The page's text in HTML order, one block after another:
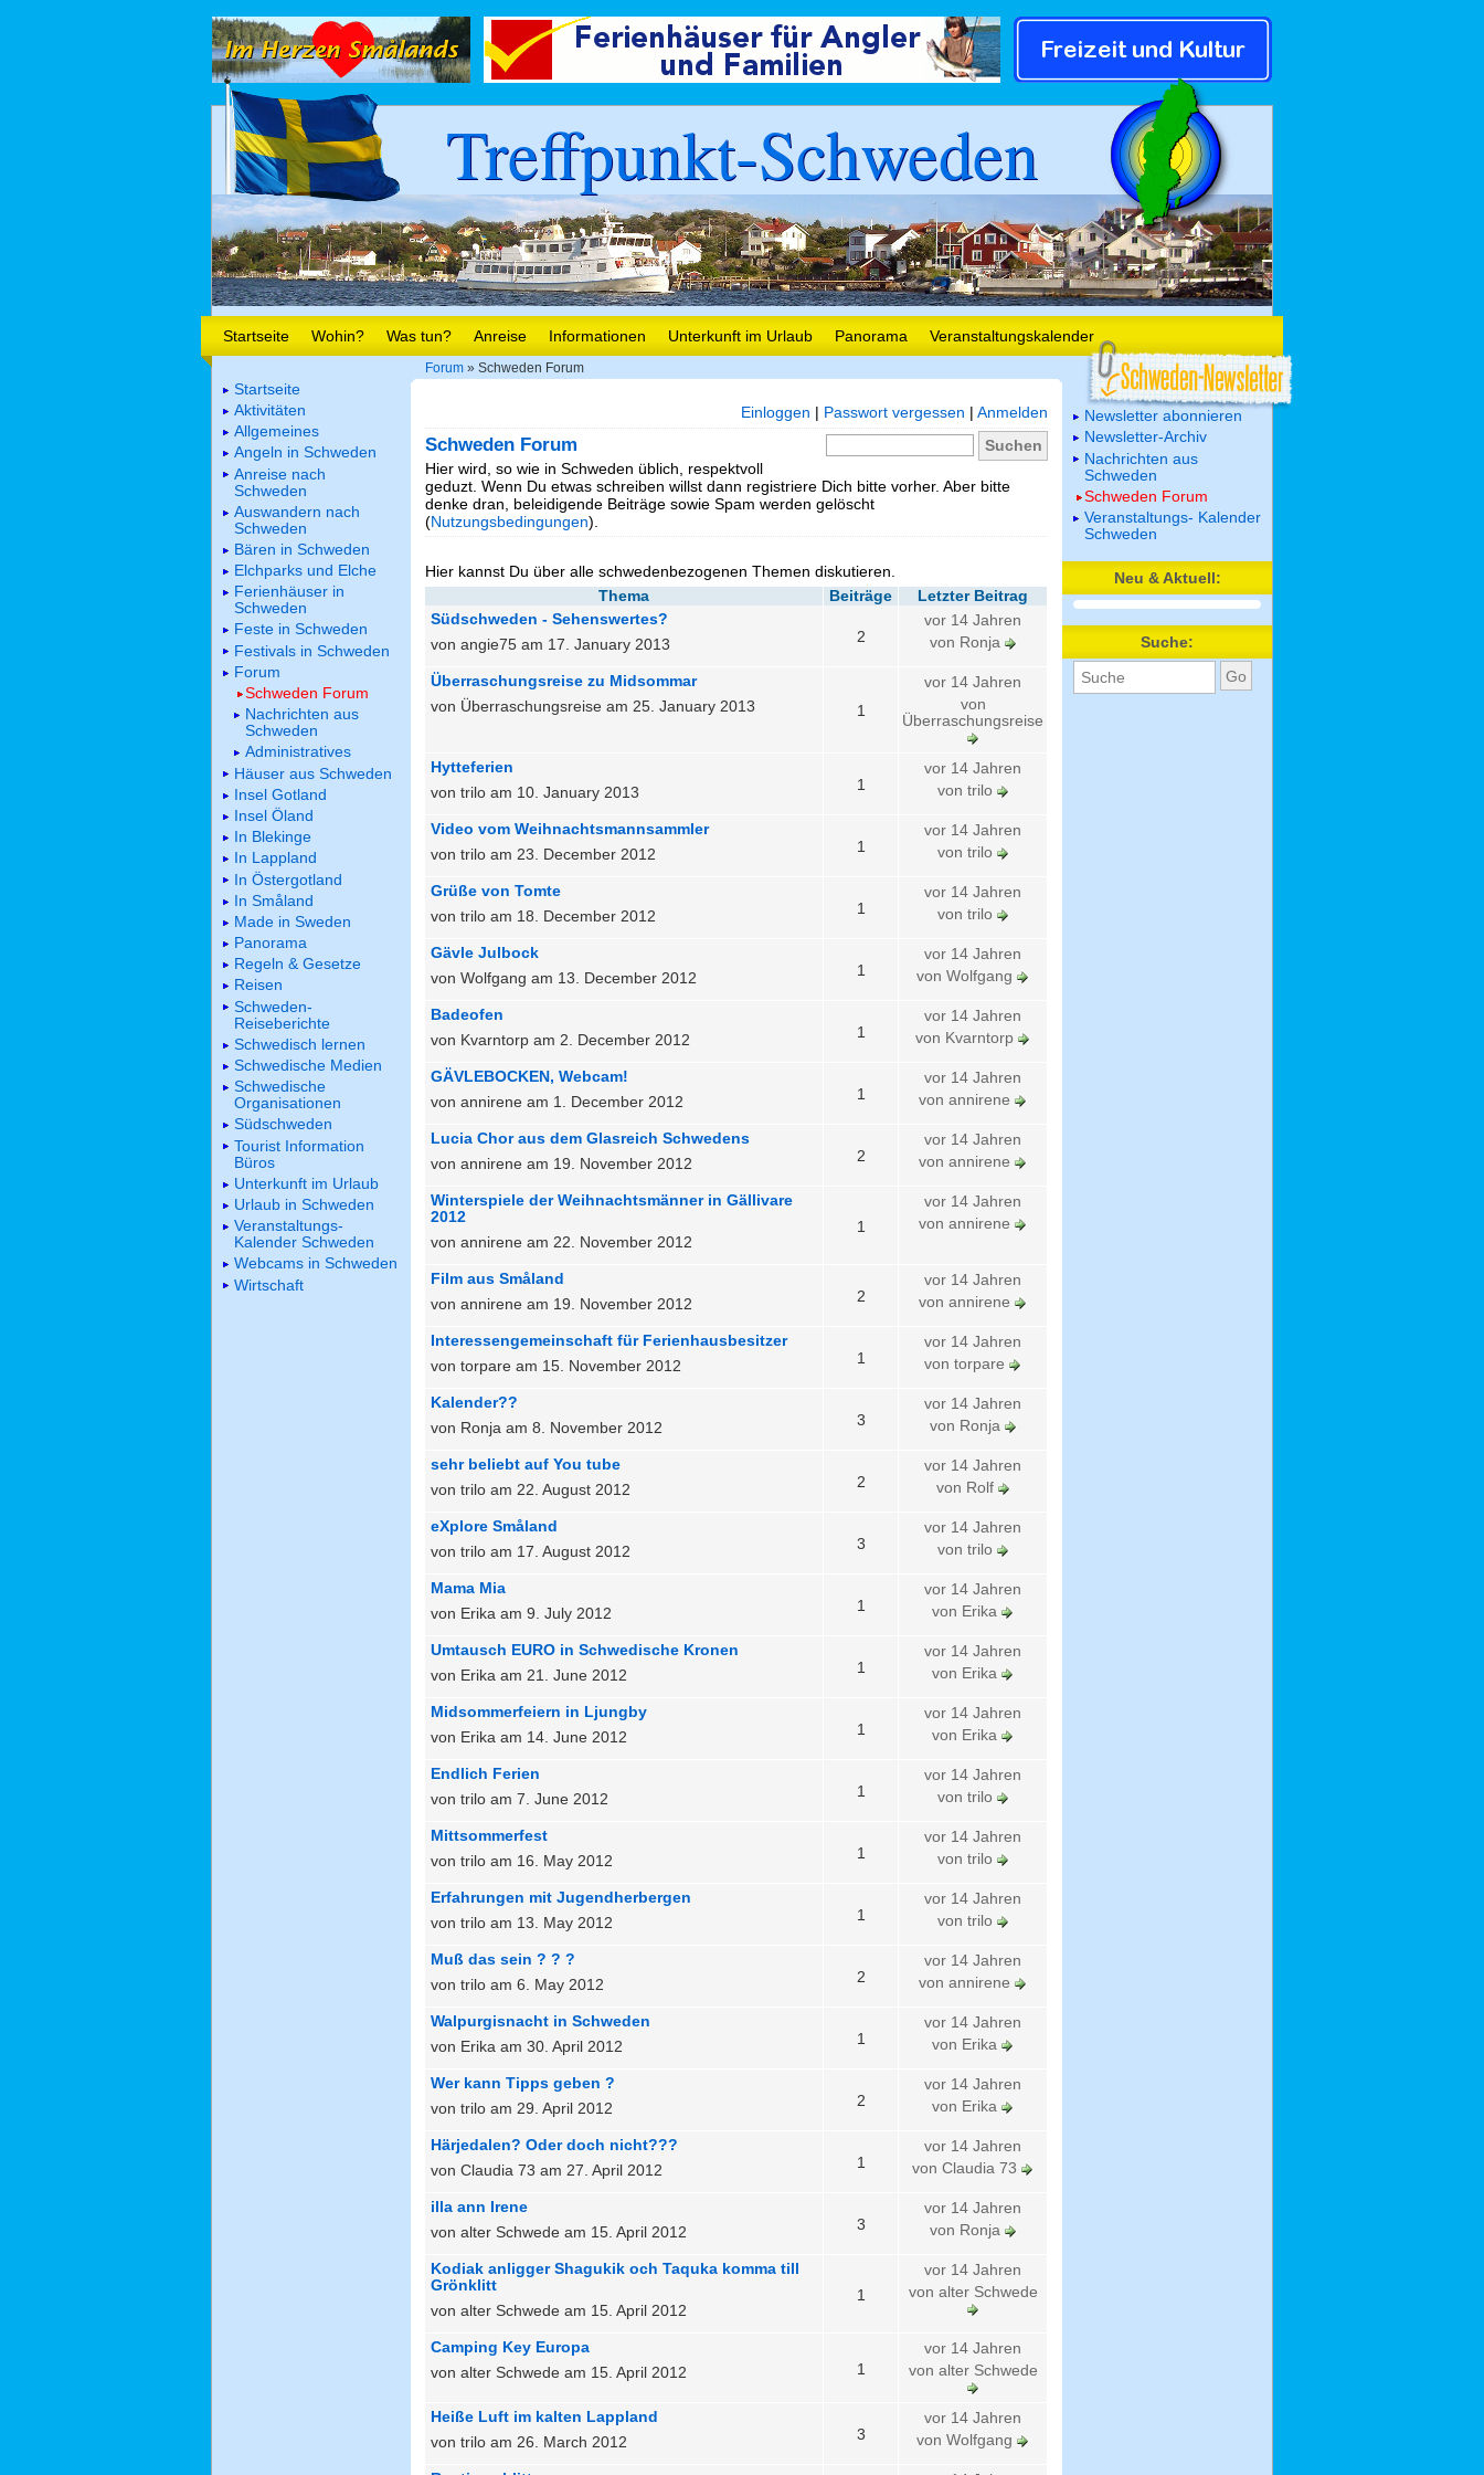
Treffpunkt-Schweden
Startseite Wohin? Was tun? Anreise Informationen Unterkunft im Urlaub Panorama Veranstaltungskalender
Forum » Schweden Forum
Einloggen | Passwort vergessen | Anmelden
Schweden Forum
Hier wird, so wie in Schweden üblich, respektvoll
geduzt. Wenn Du etwas schreiben willst dann registriere Dich bitte vorher. Aber bitte
denke dran, beleidigende Beiträge sowie Spam werden gelöscht
(Nutzungsbedingungen).
Hier kannst Du über alle schwedenbezogenen Themen diskutieren.
Thema
Beiträge
Letzter Beitrag
Südschweden - Sehenswertes?
von angie75 am 17. January 2013
2
vor 14 Jahren
von Ronja
Überraschungsreise zu Midsommar
von Überraschungsreise am 25. January 2013
1
vor 14 Jahren
von
Überraschungsreise
Hytteferien
von trilo am 10. January 2013
1
vor 14 Jahren
von trilo
Video vom Weihnachtsmannsammler
von trilo am 23. December 2012
1
vor 14 Jahren
von trilo
Grüße von Tomte
von trilo am 18. December 2012
1
vor 14 Jahren
von trilo
Gävle Julbock
von Wolfgang am 13. December 2012
1
vor 14 Jahren
von Wolfgang
Badeofen
von Kvarntorp am 2. December 2012
1
vor 14 Jahren
von Kvarntorp
GÄVLEBOCKEN, Webcam!
von annirene am 1. December 2012
1
vor 14 Jahren
von annirene
Lucia Chor aus dem Glasreich Schwedens
von annirene am 19. November 2012
2
vor 14 Jahren
von annirene
Winterspiele der Weihnachtsmänner in Gällivare
2012
von annirene am 22. November 2012
1
vor 14 Jahren
von annirene
Film aus Småland
von annirene am 19. November 2012
2
vor 14 Jahren
von annirene
Interessengemeinschaft für Ferienhausbesitzer
von torpare am 15. November 2012
1
vor 14 Jahren
von torpare
Kalender??
von Ronja am 8. November 2012
3
vor 14 Jahren
von Ronja
sehr beliebt auf You tube
von trilo am 22. August 2012
2
vor 14 Jahren
von Rolf
eXplore Småland
von trilo am 17. August 2012
3
vor 14 Jahren
von trilo
Mama Mia
von Erika am 9. July 2012
1
vor 14 Jahren
von Erika
Umtausch EURO in Schwedische Kronen
von Erika am 21. June 2012
1
vor 14 Jahren
von Erika
Midsommerfeiern in Ljungby
von Erika am 14. June 2012
1
vor 14 Jahren
von Erika
Endlich Ferien
von trilo am 7. June 2012
1
vor 14 Jahren
von trilo
Mittsommerfest
von trilo am 16. May 2012
1
vor 14 Jahren
von trilo
Erfahrungen mit Jugendherbergen
von trilo am 13. May 2012
1
vor 14 Jahren
von trilo
Muß das sein ? ? ?
von trilo am 6. May 2012
2
vor 14 Jahren
von annirene
Walpurgisnacht in Schweden
von Erika am 30. April 2012
1
vor 14 Jahren
von Erika
Wer kann Tipps geben ?
von trilo am 29. April 2012
2
vor 14 Jahren
von Erika
Härjedalen? Oder doch nicht???
von Claudia 73 am 27. April 2012
1
vor 14 Jahren
von Claudia 73
illa ann Irene
von alter Schwede am 15. April 2012
3
vor 14 Jahren
von Ronja
Kodiak anligger Shagukik och Taquka komma till
Grönklitt
von alter Schwede am 15. April 2012
1
vor 14 Jahren
von alter Schwede
Camping Key Europa
von alter Schwede am 15. April 2012
1
vor 14 Jahren
von alter Schwede
Heiße Luft im kalten Lappland
von trilo am 26. March 2012
3
vor 14 Jahren
von Wolfgang
Startseite
Aktivitäten
Allgemeines
Angeln in Schweden
Anreise nach
Schweden
Auswandern nach
Schweden
Bären in Schweden
Elchparks und Elche
Ferienhäuser in
Schweden
Feste in Schweden
Festivals in Schweden
Forum
Schweden Forum
Nachrichten aus
Schweden
Administratives
Häuser aus Schweden
Insel Gotland
Insel Öland
In Blekinge
In Lappland
In Östergotland
In Småland
Made in Sweden
Panorama
Regeln & Gesetze
Reisen
Schweden-
Reiseberichte
Schwedisch lernen
Schwedische Medien
Schwedische
Organisationen
Südschweden
Tourist Information
Büros
Unterkunft im Urlaub
Urlaub in Schweden
Veranstaltungs-
Kalender Schweden
Webcams in Schweden
Wirtschaft
Newsletter abonnieren
Newsletter-Archiv
Nachrichten aus
Schweden
Schweden Forum
Veranstaltungs- Kalender
Schweden
Neu & Aktuell:
Suche: